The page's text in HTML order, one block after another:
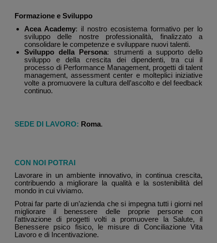
Formazione e Sviluppo
Acea Academy: il nostro ecosistema formativo per lo
sviluppo delle nostre professionalità, finalizzato a
consolidare le competenze e sviluppare nuovi talenti.
Sviluppo della Persona: strumenti a supporto dello
sviluppo e della crescita dei dipendenti, tra cui il
processo di Performance Management, progetti di talent
management, assessment center e molteplici iniziative
volte a promuovere la cultura dell’ascolto e del feedback
continuo.
SEDE DI LAVORO: Roma.
CON NOI POTRAI
Lavorare in un ambiente innovativo, in continua crescita,
contribuendo a migliorare la qualità e la sostenibilità del
mondo in cui viviamo.
Potrai far parte di un’azienda che si impegna tutti i giorni nel
migliorare il benessere delle proprie persone con
l’attivazione di progetti volti a promuovere la Salute, il
Benessere psico fisico, le misure di Conciliazione Vita
Lavoro e di Incentivazione.